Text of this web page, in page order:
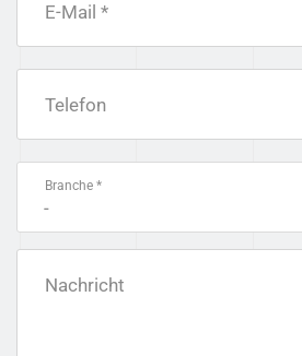
E-Mail *
Telefon
Branche *
-
Nachricht